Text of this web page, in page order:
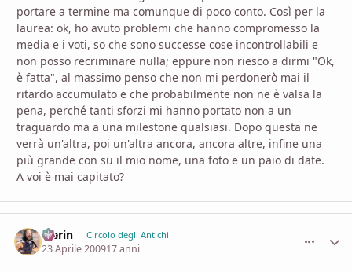
portare a termine ma comunque di poco conto. Così per la
laurea: ok, ho avuto problemi che hanno compromesso la
media e i voti, so che sono successe cose incontrollabili e
non posso recriminare nulla; eppure non riesco a dirmi "Ok,
è fatta", al massimo penso che non mi perdonerò mai il
ritardo accumulato e che probabilmente non ne è valsa la
pena, perché tanti sforzi mi hanno portato non a un
traguardo ma a una milestone qualsiasi. Dopo questa ne
verrà un'altra, poi un'altra ancora, ancora altre, infine una
più grande con su il mio nome, una foto e un paio di date.
A voi è mai capitato?
Merin Circolo degli Antichi
23 Aprile 200917 anni